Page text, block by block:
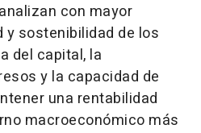
con mayor
y sostenibilidad de los
del capital, la
y la capacidad de
una rentabilidad
macroeconómico más